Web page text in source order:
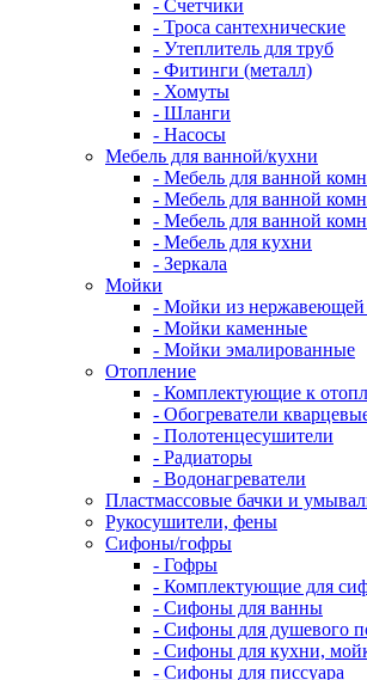
- Счетчики
- Троса сантехнические
- Утеплитель для труб
- Фитинги (металл)
- Хомуты
- Шланги
- Насосы
Мебель для ванной/кухни
- Мебель для ванной
- Мебель для ванной
- Мебель для ванной
- Мебель для кухни
- Зеркала
Мойки
- Мойки из нержавеющей
- Мойки каменные
- Мойки эмалированные
Отопление
- Комплектующие к
- Обогреватели
- Полотенцесушители
- Радиаторы
- Водонагреватели
Пластмассовые бачки и
Рукосушители, фены
Сифоны/гофры
- Гофры
- Комплектующие для
- Сифоны для ванны
- Сифоны для душевого
- Сифоны для кухни,
- Сифоны для писсуара